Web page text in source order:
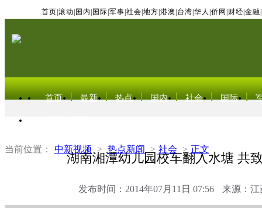
首页 滚动 国内 国际 军事 社会 地方 港澳 台湾 华人 侨网 财经 金融
首页 最新 热点 国内 社会 国际
当前位置： 中新视频 > 热点新闻 > 社会 > 正文
湖南湘潭幼儿园校车翻入水塘 共
发布时间：2014年07月11日 07:56 来源：江